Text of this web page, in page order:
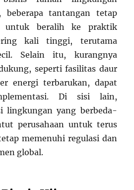
beberapa tantangan tetap
untuk beralih ke praktik
kali tinggi, terutama
Selain itu, kurangnya
seperti fasilitas daur
energi terbarukan, dapat
Di sisi lain,
lingkungan yang berbeda-
perusahaan untuk terus
memenuhi regulasi dan
global.